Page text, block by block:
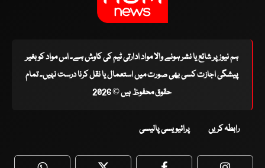
ہم نیوز پر شائع یا نشر ہونے والا مواد ادارتی ٹیم کی کاوش ہے۔ اس مواد کو بغیر
پیشگی اجازت کسی بھی صورت میں استعمال یا نقل کرنا درست نہیں۔ تمام
حقوق محفوظ ہیں © 2026
رابطہ کریں پرائیویسی پالیسی